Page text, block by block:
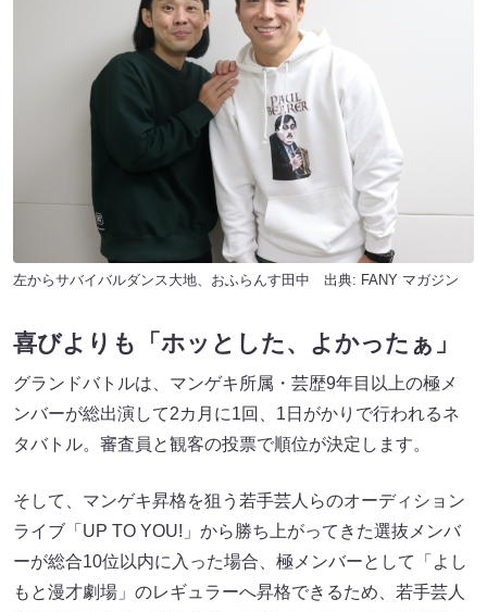
左からサバイバルダンス大地、おふらんす田中 出典: FANY マガジン
喜びよりも「ホッとした、よかったぁ」
グランドバトルは、マンゲキ所属・芸歴9年目以上の極メ
ンバーが総出演して2カ月に1回、1日がかりで行われるネ
タバトル。審査員と観客の投票で順位が決定します。
そして、マンゲキ昇格を狙う若手芸人らのオーディション
ライブ「UP TO YOU!」から勝ち上がってきた選抜メンバ
ーが総合10位以内に入った場合、極メンバーとして「よし
もと漫才劇場」のレギュラーへ昇格できるため、若手芸人